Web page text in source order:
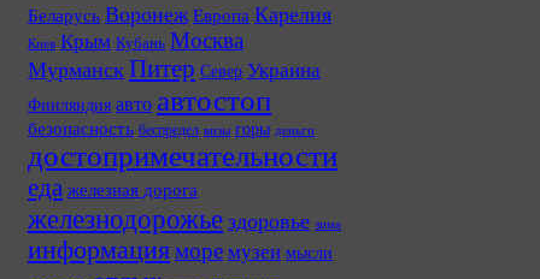
Беларусь Воронеж Европа Карелия
Киев Крым Кубань Москва
Мурманск Питер Север Украина
Финляндия авто автостоп
безопасность беспредел визы горы деньги
достопримечательности
еда железная дорога
железнодорожье здоровье зима
информацияморе музеи мысли